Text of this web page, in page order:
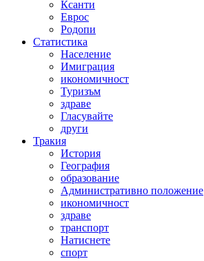
Ксанти
Еврос
Родопи
Статистика
Население
Имиграция
икономичност
Туризъм
здраве
Гласувайте
други
Тракия
История
География
образование
Административно положение
икономичност
здраве
транспорт
Натиснете
спорт